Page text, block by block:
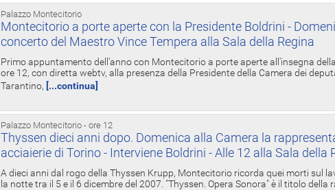
Palazzo Montecitorio
Montecitorio a porte aperte con la Presidente Boldrini -
concerto del Maestro Vince Tempera alla Sala della Regina
Primo appuntamento dell'anno con Montecitorio a porte aperte all'insegna
ore 12, con diretta webtv, alla presenza della Presidente della Camera dei
Tarantino, [...continua]
Palazzo Montecitorio - ore 12
Thyssen dieci anni dopo. Domenica alla Camera la
acciaierie di Torino - Interviene Boldrini - Alle 12 alla Sala della
A dieci anni dal rogo della Thyssen Krupp, Montecitorio ricorda quei morti sul
la notte tra il 5 e il 6 dicembre del 2007. "Thyssen. Opera Sonora" è il titolo